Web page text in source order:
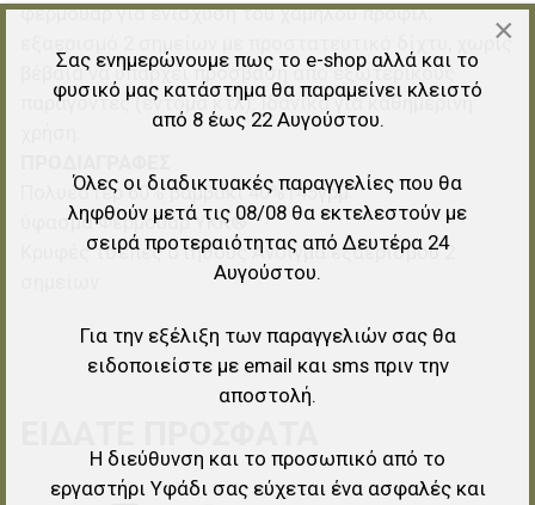
φερμουάρ για ενίσχυση του χαμηλού προφίλ,
εξαερισμό 2 σημείων με προστατευτικό δίχτυ, χωρίς
βέβαια να υπάρχει πρόσβαση απο εξωτερικούς
παράγοντες (έντομα κτλ). Ιδανικό για καθημερινή
Πολυέστερ 60% βαμβάκι 40%145γρμ
ύφασμα Φερμουάρ YKK®
Κρυφές τσέπες στήθους Άνοιγμα εξαερισμού 2
×
Σας ενημερώνουμε πως το e-shop αλλά και το
φυσικό μας κατάστημα θα παραμείνει κλειστό
από 8 έως 22 Αυγούστου.
Όλες οι διαδικτυακές παραγγελίες που θα
ληφθούν μετά τις 08/08 θα εκτελεστούν με
σειρά προτεραιότητας από Δευτέρα 24
Αυγούστου.
Για την εξέλιξη των παραγγελιών σας θα
ειδοποιείστε με email και sms πριν την
αποστολή.
Η διεύθυνση και το προσωπικό από το
εργαστήρι Υφάδι σας εύχεται ένα ασφαλές και